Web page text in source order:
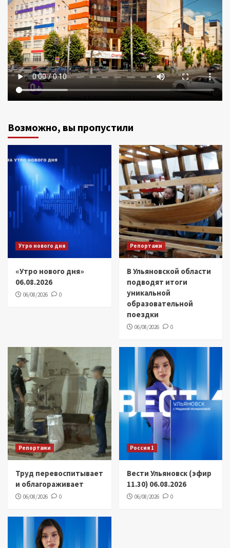
Возможно, вы пропустили
Утро нового дня
«Утро нового дня»
06.08.2026
06/08/2026 0
Репортажи
В Ульяновской области
подводят итоги
уникальной
образовательной
поездки
06/08/2026 0
Репортажи
Труд перевоспитывает
и облагораживает
06/08/2026 0
Россия 1
Вести Ульяновск (эфир
11.30) 06.08.2026
06/08/2026 0